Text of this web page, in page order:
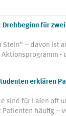
für zwei
– davon ist
-
erklären
sind für Laien oft
häufig –